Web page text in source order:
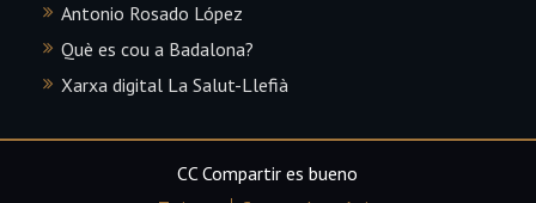
Antonio Rosado López
Què es cou a Badalona?
Xarxa digital La Salut-Llefià
CC Compartir es bueno